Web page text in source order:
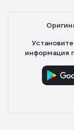
информация